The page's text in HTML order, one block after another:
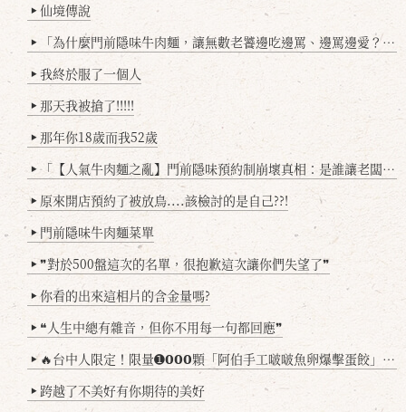
▶ 仙境傳說
▶ 「為什麼門前隱味牛肉麵，讓無數老饕邊吃邊罵、邊罵邊愛？小辣雞揭密！」
▶ 我終於服了一個人
▶ 那天我被搶了!!!!!
▶ 那年你18歲而我52歲
▶ 「【人氣牛肉麵之亂】門前隱味預約制崩壞真相：是誰讓老闆心灰意冷？」
▶ 原來開店預約了被放鳥....該檢討的是自己??!
▶ 門前隱味牛肉麵菜單
▶ ❞對於500盤這次的名單，很抱歉這次讓你們失望了❞
▶ 你看的出來這相片的含金量嗎?
▶ ❝人生中總有雜音，但你不用每一句都回應❞
▶ 🔥台中人限定！限量➊𝟬𝟬𝟬顆「阿伯手工啵啵魚卵爆擊蛋餃」台北已被搶爆2萬顆，最後名額門前隱味只留給你！🥟💥
▶ 跨越了不美好有你期待的美好